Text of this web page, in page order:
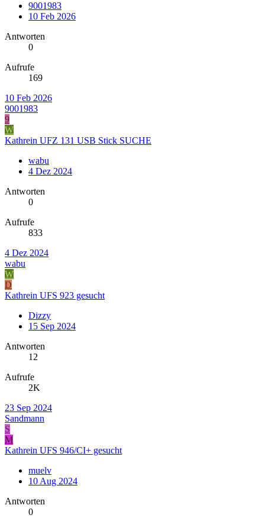
9001983
10 Feb 2026
Antworten
0
Aufrufe
169
10 Feb 2026
9001983
9
W
Kathrein UFZ 131 USB Stick SUCHE
wabu
4 Dez 2024
Antworten
0
Aufrufe
833
4 Dez 2024
wabu
W
D
Kathrein UFS 923 gesucht
Dizzy
15 Sep 2024
Antworten
12
Aufrufe
2K
23 Sep 2024
Sandmann
S
M
Kathrein UFS 946/CI+ gesucht
muelv
10 Aug 2024
Antworten
0